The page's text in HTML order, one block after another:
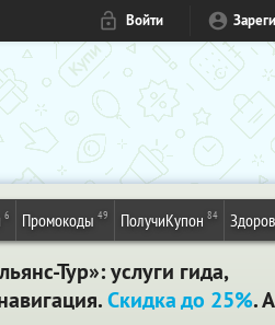
Войти
6 Промокоды 49 ПолучиКупон 84
Тур»: услуги гида,
Скидка до 25%.